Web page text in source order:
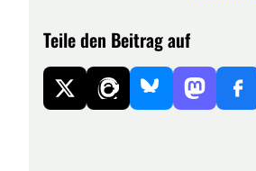
Teile den Beitrag auf